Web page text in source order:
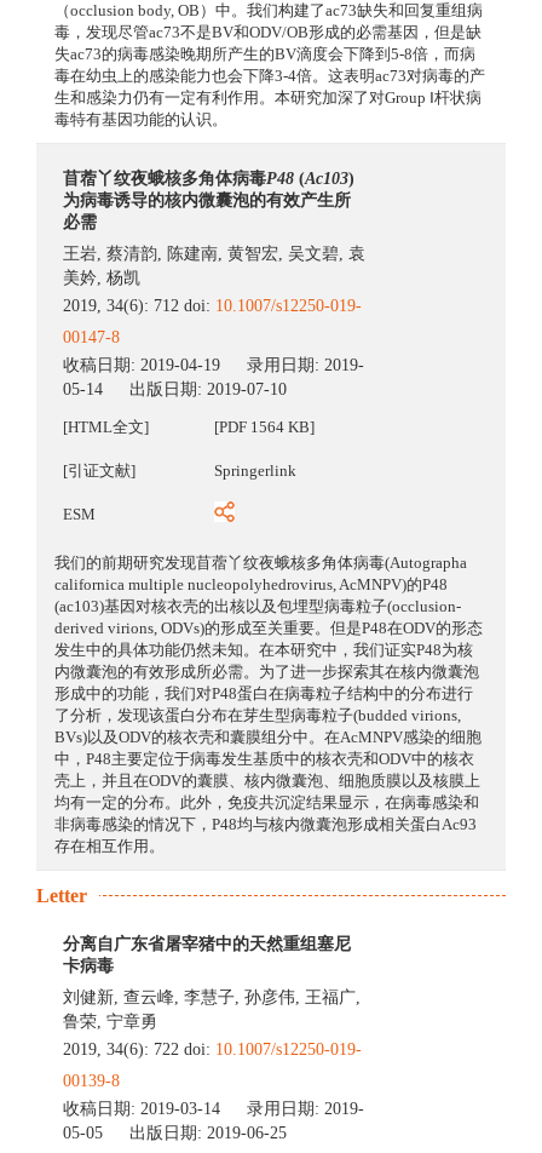
（occlusion body, OB）中。我们构建了ac73缺失和回复重组病
毒，发现尽管ac73不是BV和ODV/OB形成的必需基因，但是缺
失ac73的病毒感染晚期所产生的BV滴度会下降到5-8倍，而病
毒在幼虫上的感染能力也会下降3-4倍。这表明ac73对病毒的产
生和感染力仍有一定有利作用。本研究加深了对Group Ⅰ杆状病
毒特有基因功能的认识。
苜蓿丫纹夜蛾核多角体病毒P48 (Ac103)
为病毒诱导的核内微囊泡的有效产生所
必需
王岩,蔡清韵, 陈建南,黄智宏,吴文碧,袁
美妗,杨凯
2019, 34(6): 712 doi: 10.1007/s12250-019-
00147-8
收稿日期:2019-04-19 录用日期:2019-
05-14
出版日期:2019-07-10
[HTML全文] [PDF 1564 KB]
[引证文献] Springerlink
ESM
我们的前期研究发现苜蓿丫纹夜蛾核多角体病毒(Autographa
californica multiple nucleopolyhedrovirus, AcMNPV)的P48
(ac103)基因对核衣壳的出核以及包埋型病毒粒子(occlusion-
derived virions, ODVs)的形成至关重要。但是P48在ODV的形态
发生中的具体功能仍然未知。在本研究中，我们证实P48为核
内微囊泡的有效形成所必需。为了进一步探索其在核内微囊泡
形成中的功能，我们对P48蛋白在病毒粒子结构中的分布进行
了分析，发现该蛋白分布在芽生型病毒粒子(budded virions,
BVs)以及ODV的核衣壳和囊膜组分中。在AcMNPV感染的细胞
中，P48主要定位于病毒发生基质中的核衣壳和ODV中的核衣
壳上，并且在ODV的囊膜、核内微囊泡、细胞质膜以及核膜上
均有一定的分布。此外，免疫共沉淀结果显示，在病毒感染和
非病毒感染的情况下，P48均与核内微囊泡形成相关蛋白Ac93
存在相互作用。
Letter
分离自广东省屠宰猪中的天然重组塞尼
卡病毒
刘健新,查云峰,李慧子,孙彦伟,王福广,
鲁荣,宁章勇
2019, 34(6): 722 doi: 10.1007/s12250-019-
00139-8
收稿日期:2019-03-14 录用日期:2019-
05-05
出版日期:2019-06-25